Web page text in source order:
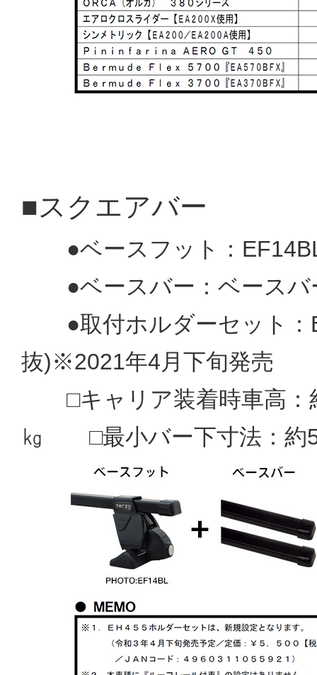
■スクエアバー
●ベースフット：
●ベースバー：ベースバ
●取付ホルダーセット：
抜)※2021年4月下旬発売
□キャリア装着時車高：
㎏ □最小バー下寸法：約